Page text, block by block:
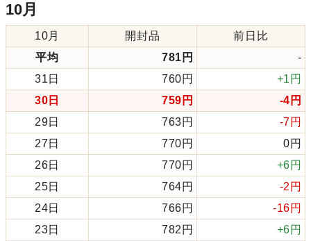
10月
10月 開封品
前日比
平均
781円
-
31日
760円
+1円
30日
759円
-4円
29日
763円
-7円
27日
770円
0円
26日
770円
+6円
25日
764円
-2円
24日
766円
-16円
23日
782円
+6円